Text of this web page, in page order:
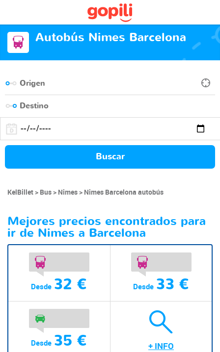
Autobús Nimes Barcelona
Buscar
KelBillet Bus Nimes Nimes Barcelona autobús
Mejores precios encontrados para
ir de Nimes a Barcelona
Desde 32 € Desde 33 €
Desde 35 € + INFO